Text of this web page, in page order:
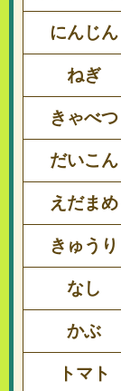
にんじん
ねぎ
きゃべつ
だいこん
えだまめ
きゅうり
なし
かぶ
トマト